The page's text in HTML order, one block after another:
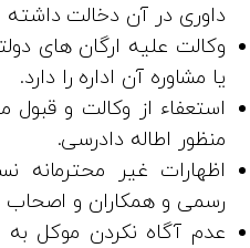
داوری در آن دخالت
وکالت علیه ارگان های
یا مشاوره آن اداره را دارد.
استعفاء از وکالت و قبول
منظور اطاله دادرسی.
اظهارات غیر محترمانه
رسمی و همکاران و
عدم آگاه‌ نکردن موکل